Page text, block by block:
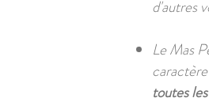
d'autres
Le Mas
toutes